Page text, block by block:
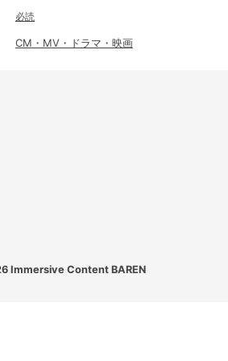
必読
CM・MV・ドラマ・映画
Immersive Content BAREN